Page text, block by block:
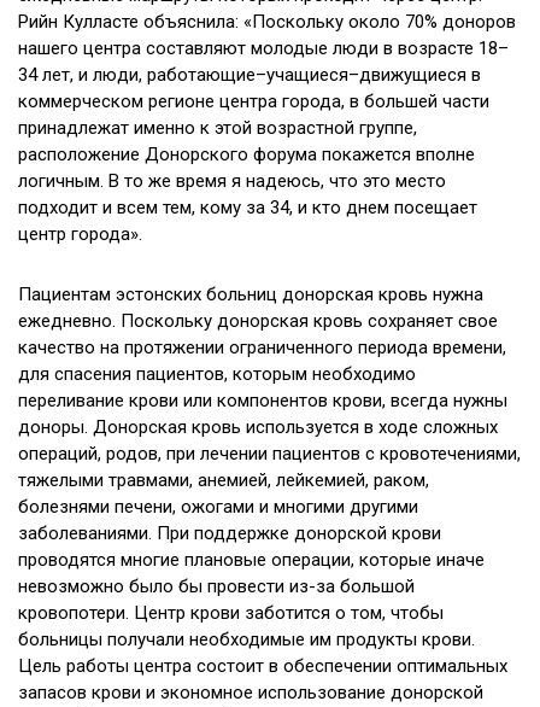
Рийн Кулласте объяснила: «Поскольку около 70% доноров
нашего центра составляют молодые люди в возрасте 18–
34 лет, и люди, работающие–учащиеся–движущиеся в
коммерческом регионе центра города, в большей части
принадлежат именно к этой возрастной группе,
расположение Донорского форума покажется вполне
логичным. В то же время я надеюсь, что это место
подходит и всем тем, кому за 34, и кто днем посещает
центр города».
Пациентам эстонских больниц донорская кровь нужна
ежедневно. Поскольку донорская кровь сохраняет свое
качество на протяжении ограниченного периода времени,
для спасения пациентов, которым необходимо
переливание крови или компонентов крови, всегда нужны
доноры. Донорская кровь используется в ходе сложных
операций, родов, при лечении пациентов с кровотечениями,
тяжелыми травмами, анемией, лейкемией, раком,
болезнями печени, ожогами и многими другими
заболеваниями. При поддержке донорской крови
проводятся многие плановые операции, которые иначе
невозможно было бы провести из-за большой
кровопотери. Центр крови заботится о том, чтобы
больницы получали необходимые им продукты крови.
Цель работы центра состоит в обеспечении оптимальных
запасов крови и экономное использование донорской